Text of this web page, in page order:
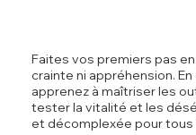
Faites vos premiers pas
crainte ni appréhension.
apprenez à maîtriser les
tester la vitalité et les
et décomplexée pour tous